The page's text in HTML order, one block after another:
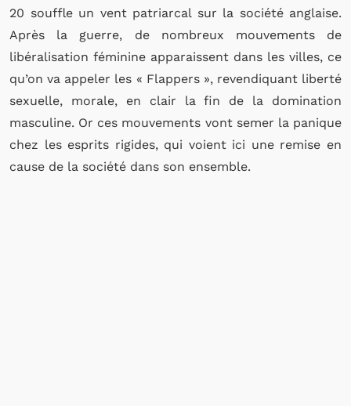
20 souffle un vent patriarcal sur la société anglaise.
Après la guerre, de nombreux mouvements de
libéralisation féminine apparaissent dans les villes, ce
qu’on va appeler les « Flappers », revendiquant liberté
sexuelle, morale, en clair la fin de la domination
masculine. Or ces mouvements vont semer la panique
chez les esprits rigides, qui voient ici une remise en
cause de la société dans son ensemble.